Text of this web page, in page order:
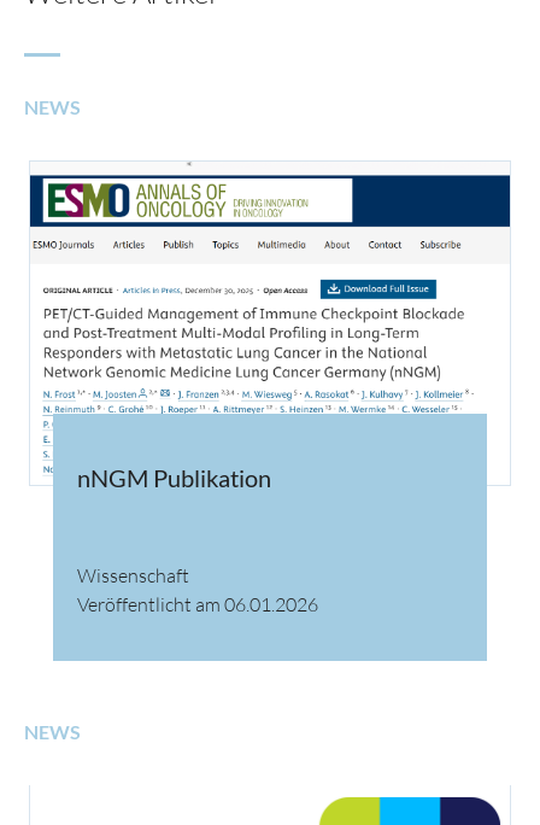
NEWS
nNGM Publikation
Wissenschaft
Veröffentlicht am 06.01.2026
NEWS